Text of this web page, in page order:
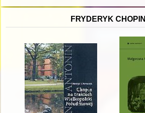
FRYDERYK CHOPIN